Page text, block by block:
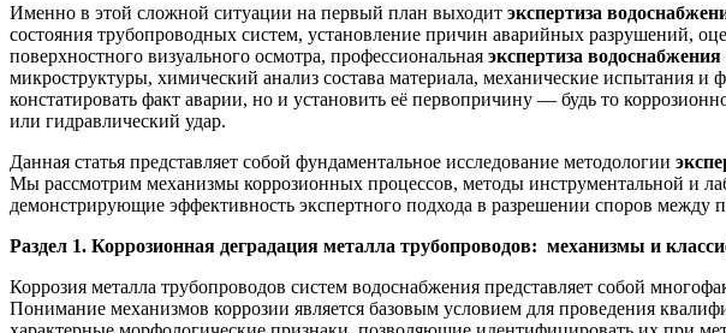
Именно в этой сложной ситуации на первый план выходит экспертиза
состояния трубопроводных систем, установление причин аварийных разрушений,
поверхностного визуального осмотра, профессиональная экспертиза водоснабжения
микроструктуры, химический анализ состава материала, механические испытания и
констатировать факт аварии, но и установить её первопричину — будь то
или гидравлический удар.
Данная статья представляет собой фундаментальное исследование методологии
Мы рассмотрим механизмы коррозионных процессов, методы инструментальной и
демонстрирующие эффективность экспертного подхода в разрешении споров
Раздел 1. Коррозионная деградация металла трубопроводов: механизмы и
Коррозия металла трубопроводов систем водоснабжения представляет собой
Понимание механизмов коррозии является базовым условием для проведения